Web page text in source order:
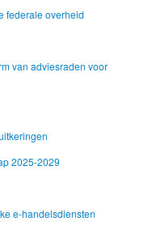
federale overheid
van adviesraden voor
2025-2029
e-handelsdiensten